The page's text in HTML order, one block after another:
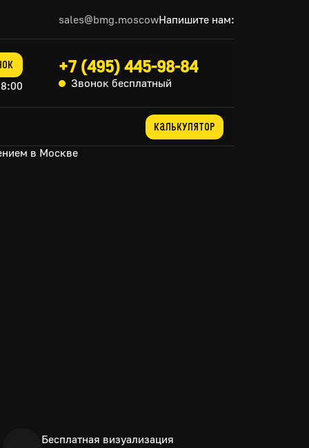
sales@bmg.moscowНапишите нам:
+7 (495) 445-98-84
Звонок бесплатный
Калькулятор
Бесплатная визуализация